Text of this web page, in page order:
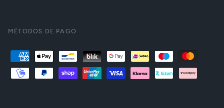
MÉTODOS DE PAGO
Formas
de
pago